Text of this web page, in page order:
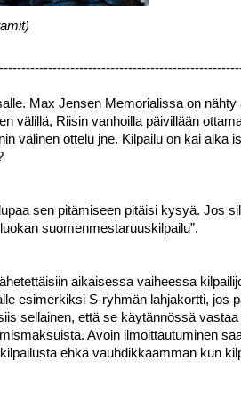
Max Jensen Memorialissa on
välillä, Riisin vanhoilla päivillään
välinen ottelu jne. Kilpailu on kai aika
sen pitämiseen pitäisi kysyä. Jos
suomenmestaruuskilpailu”.
aikaisessa vaiheessa
esimerkiksi S-ryhmän lahjakortti, jos
sellainen, että se käytännössä
Avoin ilmoittautuminen
ehkä vauhdikkaamman kun